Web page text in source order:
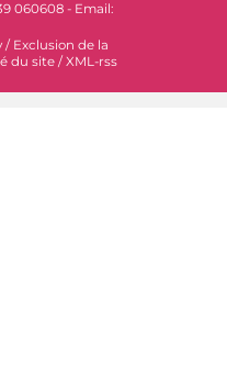
060608 - Email:
/ Exclusion de la
du site / XML-rss